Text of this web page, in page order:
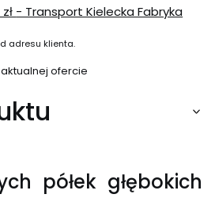
- Transport Kielecka Fabryka
adresu klienta.
ofercie
półek głębokich